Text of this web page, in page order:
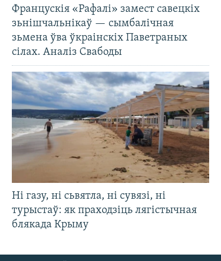
Францускія «Рафалі» замест савецкіх
зьнішчальнікаў — сымбалічная
зьмена ўва ўкраінскіх Паветраных
сілах. Аналіз Свабоды
Ні газу, ні сьвятла, ні сувязі, ні
турыстаў: як праходзіць лягістычная
блякада Крыму